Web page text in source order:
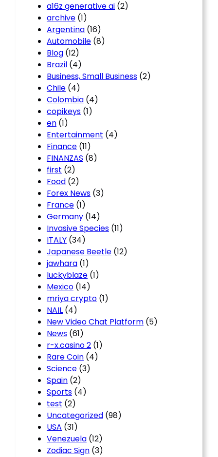
a16z generative ai (2)
archive (1)
Argentina (16)
Automobile (8)
Blog (12)
Brazil (4)
Business, Small Business (2)
Chile (4)
Colombia (4)
copikeys (1)
en (1)
Entertainment (4)
Finance (11)
FINANZAS (8)
first (2)
Food (2)
Forex News (3)
France (1)
Germany (14)
Invasive Species (11)
ITALY (34)
Japanese Beetle (12)
jawhara (1)
luckyblaze (1)
Mexico (14)
mriya crypto (1)
NAIL (4)
New Video Chat Platform (5)
News (61)
r-x.casino 2 (1)
Rare Coin (4)
Science (3)
Spain (2)
Sports (4)
test (2)
Uncategorized (98)
USA (31)
Venezuela (12)
Zodiac Sign (3)